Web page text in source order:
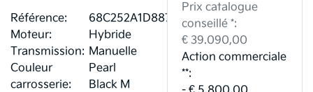
Référence:
68C252A1D8877
Moteur:
Hybride
Transmission: Manuelle
Couleur
carrosserie:
Pearl
Black M
Prix catalogue
conseillé *:
€ 39.090,00
Action commerciale
**: